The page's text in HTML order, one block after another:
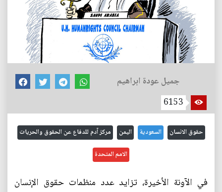
جميل عودة ابراهيم
6153
حقوق الانسان السعودية اليمن مركز آدم للدفاع عن الحقوق والحريات
الامم المتحدة
في الآونة الأخيرة، تزايد عدد منظمات حقوق الإنسان